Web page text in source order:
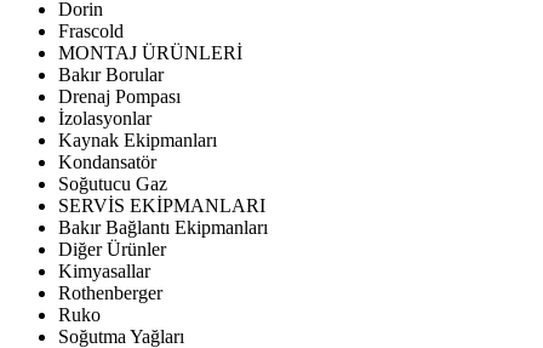
Dorin
Frascold
MONTAJ ÜRÜNLERİ
Bakır Borular
Drenaj Pompası
İzolasyonlar
Kaynak Ekipmanları
Kondansatör
Soğutucu Gaz
SERVİS EKİPMANLARI
Bakır Bağlantı Ekipmanları
Diğer Ürünler
Kimyasallar
Rothenberger
Ruko
Soğutma Yağları